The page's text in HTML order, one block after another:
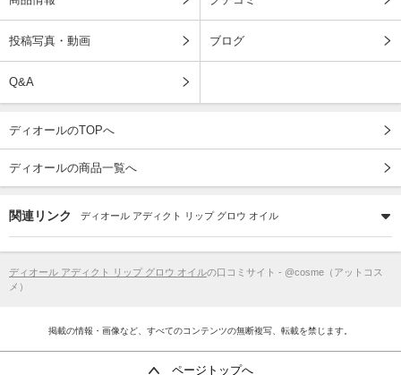
投稿写真・動画 ブログ
Q&A
ディオールのTOPへ
ディオールの商品一覧へ
関連リンク ディオール アディクト リップ グロウ オイル
ディオール アディクト リップ グロウ オイルの口コミサイト - @cosme（アットコス
メ）
掲載の情報・画像など、すべてのコンテンツの無断複写、転載を禁じます。
ページトップへ